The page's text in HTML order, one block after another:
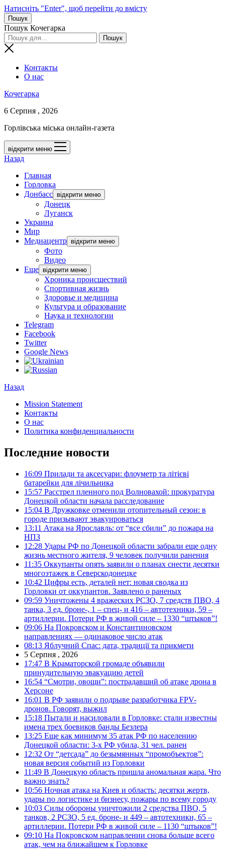
Натисніть "Enter", щоб перейти до вмісту
Пошук
Пошук Кочегарка
Контакты
О нас
Кочегарка
6 Серпня , 2026
Горлівська міська онлайн-газета
відкрити меню
Назад
Главная
Горловка
Донбасс відкрити меню
Донецк
Луганск
Украина
Мир
Медиацентр відкрити меню
Фото
Видео
Еще відкрити меню
Хроника происшествий
Спортивная жизнь
Здоровье и медицина
Культура и образование
Наука и технологии
Telegram
Facebook
Twitter
Google News
Назад
Mission Statement
Контакты
О нас
Политика конфиденциальности
Последние новости
16:09 Прилади та аксесуари: флоуметр та літієві
батарейки для лічильника
15:57 Расстрел пленного под Волновахой: прокуратура
Донецкой области начала расследование
15:04 В Дружковке отменили отопительный сезон: в
городе призывают эвакуироваться
13:11 Атака на Ярославль: от “все сбили” до пожара на
НПЗ
12:28 Удары РФ по Донецкой области забрали еще одну
жизнь местного жителя, 9 человек получили ранения
11:35 Оккупанты опять заявили о планах снести десятки
многоэтажек в Северскодонецке
10:42 Цифры есть, деталей нет: новая сводка из
Горловки от оккупантов. Заявлено о раненых
09:59 Уничтожены 4 вражеских РСЗО, 7 средств ПВО, 4
танка, 3 ед. броне-, 1 – спец- и 416 – автотехники, 59 –
артиллерии. Потери РФ в живой силе – 1330 “штыков”!
09:06 На Покровском и Константиновском
направлениях — одинаковое число атак
08:13 Яблучний Спас: дата, традиції та прикмети
5 Серпня , 2026
17:47 В Краматорской громаде объявили
принудительную эвакуацию детей
16:54 “Смотри, овощи”: пострадавший об атаке дрона в
Херсоне
16:01 В РФ заявили о подрыве разработчика FPV-
дронов. Говорят, выжил
15:18 Пытали и насиловали в Горловке: стали известны
имена трех боевиков банды Безлера
13:25 Еще как минимум 35 атак РФ по населению
Донецкой области: 3-х РФ убила, 31 чел. ранен
12:32 От “детсада” до безымянных “промобъектов”:
новая версия событий из Горловки
11:49 В Донецкую область пришла аномальная жара. Что
важно знать?
10:56 Ночная атака на Киев и область: десятки жертв,
удары по логистике и бизнесу, пожары по всему городу
10:03 Силы обороны уничтожили 2 средства ПВО, 5
танков, 2 РСЗО, 5 ед. броне- и 449 – автотехники, 65 –
артиллерии. Потери РФ в живой силе – 1130 “штыков”!
09:10 На Покровском направлении снова больше всего
атак, чем на ближайшем к Горловке